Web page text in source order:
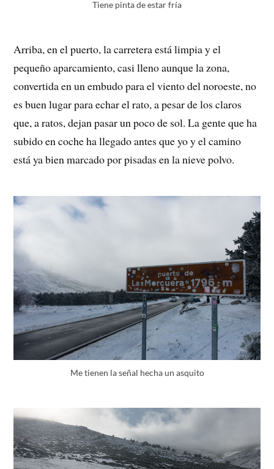
Tiene pinta de estar fría
Arriba, en el puerto, la carretera está limpia y el
pequeño aparcamiento, casi lleno aunque la zona,
convertida en un embudo para el viento del noroeste, no
es buen lugar para echar el rato, a pesar de los claros
que, a ratos, dejan pasar un poco de sol. La gente que ha
subido en coche ha llegado antes que yo y el camino
está ya bien marcado por pisadas en la nieve polvo.
Me tienen la señal hecha un asquito